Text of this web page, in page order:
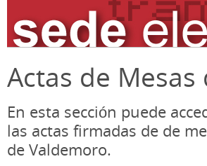
Actas de
En esta sección puede
las actas firmadas de de
de Valdemoro.